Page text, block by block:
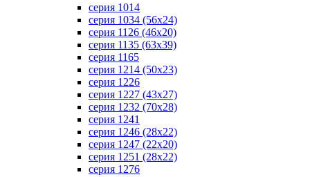
серия 1014
серия 1034 (56х24)
серия 1126 (46х20)
серия 1135 (63х39)
серия 1165
серия 1214 (50х23)
серия 1226
серия 1227 (43х27)
серия 1232 (70х28)
серия 1241
серия 1246 (28х22)
серия 1247 (22х20)
серия 1251 (28х22)
серия 1276